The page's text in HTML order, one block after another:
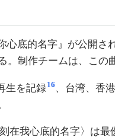
心底的名字』が公開
。制作チームは、こ
生を記録16 、台湾、香
在我心底的名字〉は